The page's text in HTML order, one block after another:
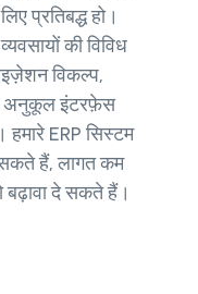
प्रतिबद्ध हो।
की विविध
विकल्प,
अनुकूल इंटरफ़ेस
हमारे ERP सिस्टम
हैं, लागत कम
बढ़ावा दे सकते हैं।